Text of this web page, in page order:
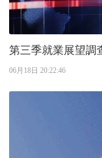
06月18日 20:22:46